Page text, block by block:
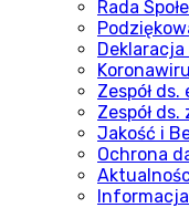
Rada
Zespół ds.
Zespół
Jakość i
Ochrona